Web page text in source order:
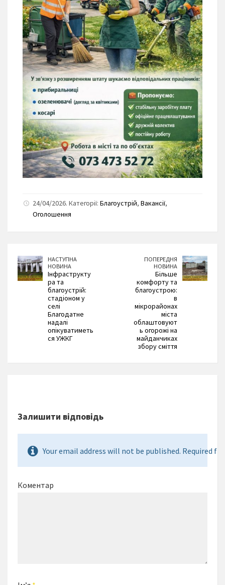
24/04/2026. Категорії: Благоустрій, Вакансії,
Оголошення
НАСТУПНА
НОВИНА
Інфраструкту
ра та
благоустрій:
стадіоном у
селі
Благодатне
надалі
опікуватиметь
ся УЖКГ
ПОПЕРЕДНЯ
НОВИНА
Більше
комфорту та
благоустрою:
в
мікрорайонах
міста
облаштовуют
ь огорожі на
майданчиках
збору сміття
Залишити відповідь
Your email address will not be published. Required
Коментар